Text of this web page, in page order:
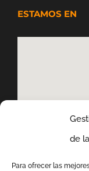
de
Para ofrecer las
ESTAMOS EN